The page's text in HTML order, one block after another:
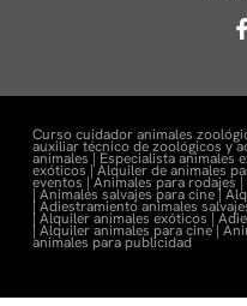
Curso cuidador animales
auxiliar técnico de zoológicos y
animales | Especialista animales
exóticos |Alquiler de animales
eventos |Animales para rodajes |
| Animales salvajes para cine |
| Adiestramiento animales
| Alquiler animales exóticos |
| Alquiler animales para cine |
animales para publicidad